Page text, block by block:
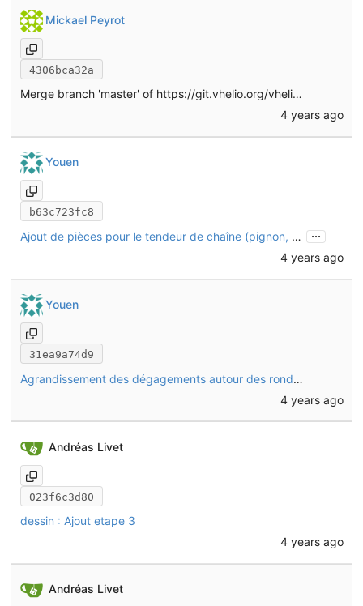
Mickael Peyrot
4306bca32a
Merge branch 'master' of https://git.vhelio.org/vhelio/vheliotech-freecad
4 years ago
Youen
b63c723fc8
Ajout de pièces pour le tendeur de chaîne (pignon, ressort, maillon rapide)
...
4 years ago
Youen
31ea9a74d9
Agrandissement des dégagements autour des rondelles
4 years ago
Andréas Livet
023f6c3d80
dessin : Ajout etape 3
4 years ago
Andréas Livet